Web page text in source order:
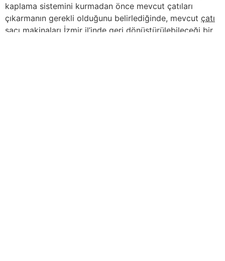
kaplama sistemini kurmadan önce mevcut çatıları
çıkarmanın gerekli olduğunu belirlediğinde, mevcut çatı
sacı makinaları İzmir il’inde geri dönüştürülebileceği bir